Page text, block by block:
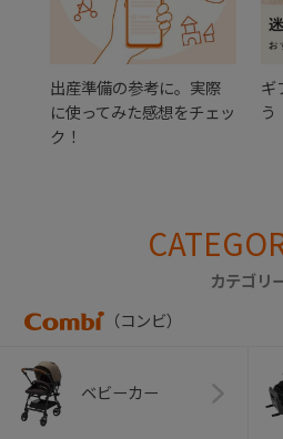
出産準備の参考に。実際
に使ってみた感想をチェッ
ク！
ギ
う
カテゴリ
（コンビ）
ベビーカー